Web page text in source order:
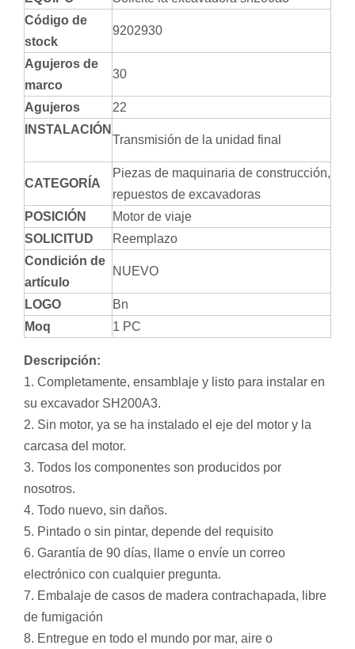
Código de
stock
9202930
Agujeros de
marco
30
Agujeros
22
INSTALACIÓN
Transmisión de la unidad final
CATEGORÍA
Piezas de maquinaria de construcción,
repuestos de excavadoras
POSICIÓN
Motor de viaje
SOLICITUD
Reemplazo
Condición de
artículo
NUEVO
LOGO
Bn
Moq
1 PC
Descripción:
1. Completamente, ensamblaje y listo para instalar en
su excavador SH200A3.
2. Sin motor, ya se ha instalado el eje del motor y la
carcasa del motor.
3. Todos los componentes son producidos por
nosotros.
4. Todo nuevo, sin daños.
5. Pintado o sin pintar, depende del requisito
6. Garantía de 90 días, llame o envíe un correo
electrónico con cualquier pregunta.
7. Embalaje de casos de madera contrachapada, libre
de fumigación
8. Entregue en todo el mundo por mar, aire o